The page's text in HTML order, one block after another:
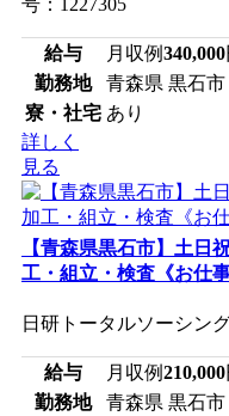
給与 月収例340,000
勤務地
青森県 黒石市
寮・社宅 あり
詳しく
見る
【青森県黒石市】土日
工・組立・検査《お仕
日研トータルソーシン
給与 月収例210,000
勤務地
青森県 黒石市